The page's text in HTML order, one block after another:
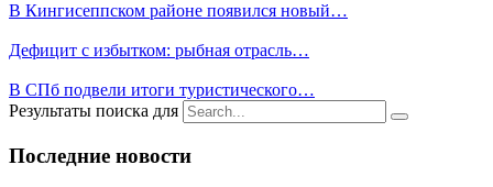
В Кингисеппском районе появился новый…
Дефицит с избытком: рыбная отрасль…
В СПб подвели итоги туристического…
Результаты поиска для
Последние новости